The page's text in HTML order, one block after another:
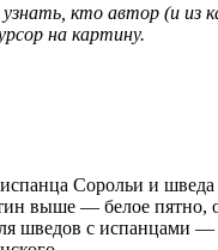
кто автор (и из
на картину.
Сорольи и шведа
выше — белое пятно,
шведов с испанцами